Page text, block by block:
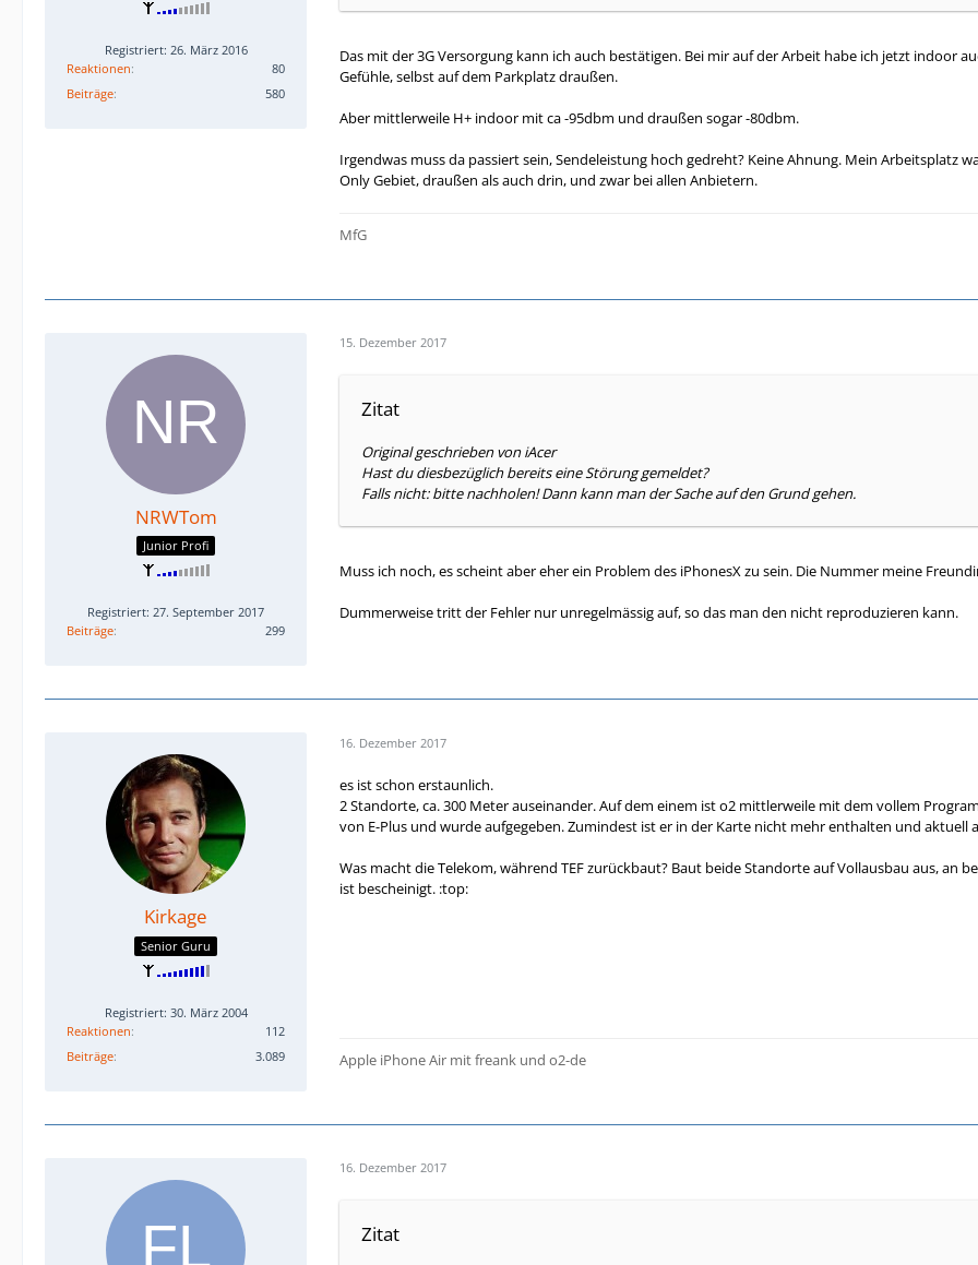
Registriert: 26. März 2016
Reaktionen
80
Beiträge
580
Teilweise habe ich auch erstmals LTE indoor empfangen, klar, erster Gedanke: Band 8, aber
Ich denke, hier wurde kürzlich an der Sendeleistung gedreht.
Gruß,
doublemint
Das mit der 3G Versorgung kann ich auch bestätigen. Bei mir auf der Arbeit habe ich jetzt indoor
Gefühle, selbst auf dem Parkplatz draußen.
Aber mittlerweile H+ indoor mit ca -95dbm und draußen sogar -80dbm.
Irgendwas muss da passiert sein, Sendeleistung hoch gedreht? Keine Ahnung. Mein Arbeitsplatz
Only Gebiet, draußen als auch drin, und zwar bei allen Anbietern.
MfG
NRWTom
Junior Profi
Registriert: 27. September 2017
Beiträge
299
15. Dezember 2017
Zitat
Original geschrieben von iAcer
Hast du diesbezüglich bereits eine Störung gemeldet?
Falls nicht: bitte nachholen! Dann kann man der Sache auf den Grund gehen.
Muss ich noch, es scheint aber eher ein Problem des iPhonesX zu sein. Die Nummer meine
Dummerweise tritt der Fehler nur unregelmässig auf, so das man den nicht reproduzieren kann.
Kirkage
Senior Guru
Registriert: 30. März 2004
Reaktionen
112
Beiträge
3.089
16. Dezember 2017
es ist schon erstaunlich.
2 Standorte, ca. 300 Meter auseinander. Auf dem einem ist o2 mittlerweile mit dem vollem
von E-Plus und wurde aufgegeben. Zumindest ist er in der Karte nicht mehr enthalten und aktuell
Was macht die Telekom, während TEF zurückbaut? Baut beide Standorte auf Vollausbau aus, an
ist bescheinigt. :top:
Apple iPhone Air mit freank und o2-de
16. Dezember 2017
Zitat